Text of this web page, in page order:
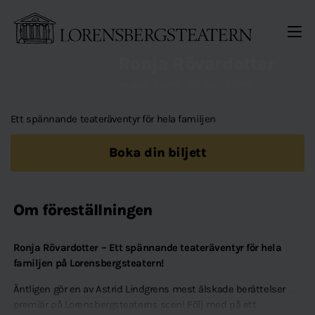
Ett spännande teateräventyr för hela familjen
Boka din biljett
Om föreställningen
Ronja Rövardotter – Ett spännande teateräventyr för hela
familjen på Lorensbergsteatern!
Äntligen gör en av Astrid Lindgrens mest älskade berättelser
premiär på Lorensbergsteaterns scen! Följ med på ett